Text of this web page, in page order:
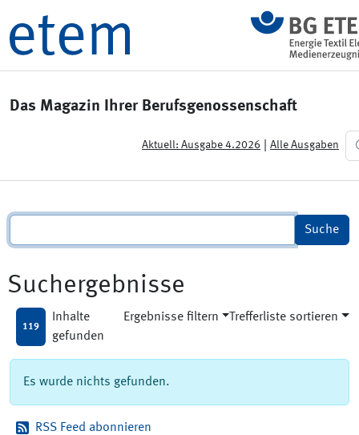
Das Magazin Ihrer Berufsgenossenschaft
Aktuell: Ausgabe 4.2026 Alle Ausgaben
Suchergebnisse
119
Inhalte
gefunden
Ergebnisse filtern Trefferliste sortieren
Es wurde nichts gefunden.
RSS Feed abonnieren